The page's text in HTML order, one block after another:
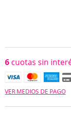
6 cuotas sin
VER MEDIOS DE PAGO